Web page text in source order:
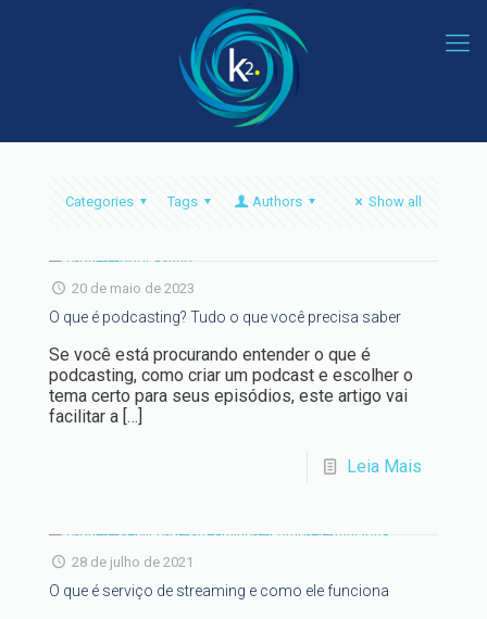
Categories Tags Authors Show all
20 de maio de 2023
O que é podcasting? Tudo o que você precisa saber
Se você está procurando entender o que é
podcasting, como criar um podcast e escolher o
tema certo para seus episódios, este artigo vai
facilitar a […]
Leia Mais
28 de julho de 2021
O que é serviço de streaming e como ele funciona